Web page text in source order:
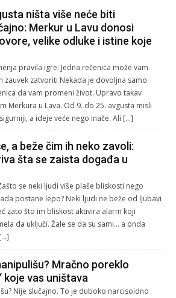
ništa više neće biti
Merkur u Lavu donosi
velike odluke i istine koje
pravila igre: Jedna rečenica može vam
zauvek zatvoriti Nekada je dovoljna samo
da vam promeni život. Upravo takav
Merkura u Lava. Od 9. do 25. avgusta misli
a ideje veće nego inače. Ali […]
a beže čim ih neko zavoli:
šta se zaista događa u
se neki ljudi više plaše bliskosti nego
postane lepo? Neki ljudi ne beže od ljubavi
zato što im bliskost aktivira alarm koji
da uključi. Žale se da su sami… a onda
Mračno poreklo
koje vas uništava
Nije slučajno. To je duboko narcisoidno